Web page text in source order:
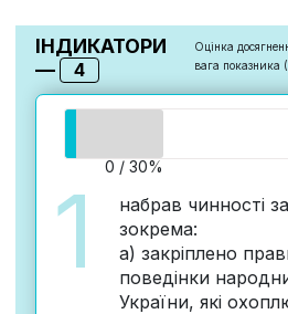
ІНДИКАТОРИ
—
4
Оцінка
вага показника
1
0 / 30%
набрав чинності
зокрема:
а) закріплено
поведінки
України, які